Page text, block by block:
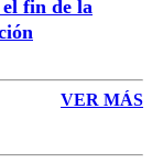
fin de la
VER MÁS